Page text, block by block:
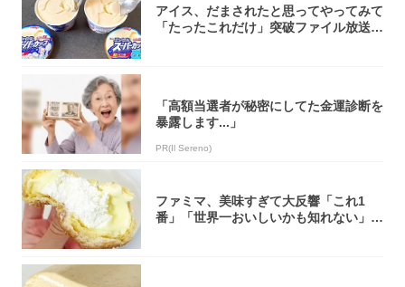
アイス、だまされたと思ってやってみて
「たったこれだけ」突破ファイル放送で
「高額当選者が秘密にしてた金運診断を
暴露します...」
PR(Il Sereno)
ファミマ、美味すぎて大反響「これ1
番」「世界一おいしいかも知れない」